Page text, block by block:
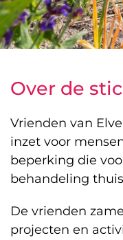
Over de
Vrienden van
inzet voor
beperking die
behandeling
De vrienden
projecten en